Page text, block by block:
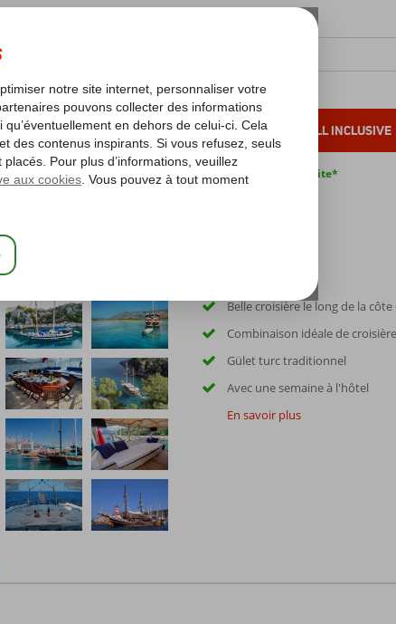
D'HIVER VACANCES AU SOLEIL ALL INCLUSIVE
Pas de surcharge carburant Annulation gratuite*
Belle croisière le long de la côte
Combinaison idéale de
Gület turc traditionnel
Avec une semaine à l'hôtel
En savoir plus